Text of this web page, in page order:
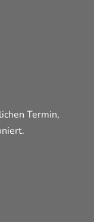
Termin,